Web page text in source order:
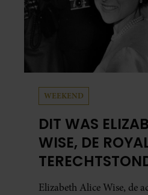
WEEKEND
DIT WAS
WISE, DE
DOOD VAN
Elizabeth Alice Wise, de